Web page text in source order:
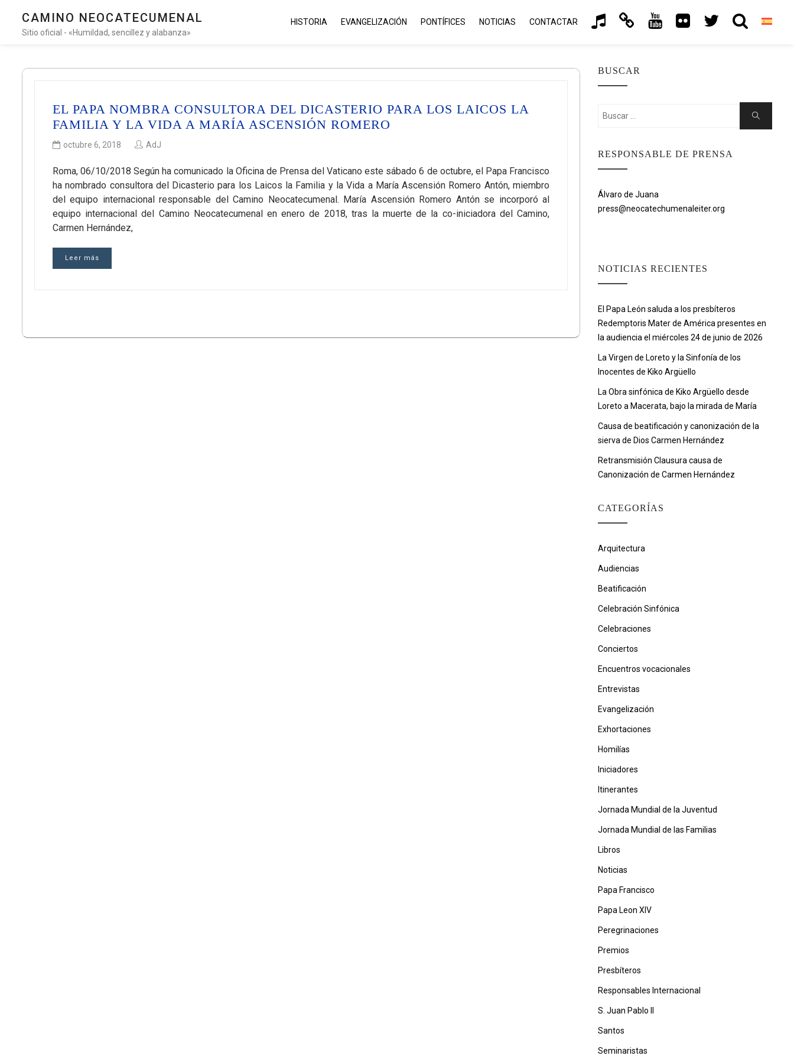
CAMINO NEOCATECUMENAL
Sitio oficial - «Humildad, sencillez y alabanza»
HISTORIA EVANGELIZACIÓN PONTÍFICES NOTICIAS CONTACTAR
EL PAPA NOMBRA CONSULTORA DEL DICASTERIO PARA LOS LAICOS LA
FAMILIA Y LA VIDA A MARÍA ASCENSIÓN ROMERO
octubre 6, 2018 AdJ
Roma, 06/10/2018 Según ha comunicado la Oficina de Prensa del Vaticano este sábado 6 de octubre, el Papa Francisco
ha nombrado consultora del Dicasterio para los Laicos la Familia y la Vida a María Ascensión Romero Antón, miembro
del equipo internacional responsable del Camino Neocatecumenal. María Ascensión Romero Antón se incorporó al
equipo internacional del Camino Neocatecumenal en enero de 2018, tras la muerte de la co-iniciadora del Camino,
Carmen Hernández,
Leer más
BUSCAR
Buscar:
Buscar
RESPONSABLE DE PRENSA
Álvaro de Juana
press@neocatechumenaleiter.org
NOTICIAS RECIENTES
El Papa León saluda a los presbíteros
Redemptoris Mater de América presentes en
la audiencia el miércoles 24 de junio de 2026
La Virgen de Loreto y la Sinfonía de los
Inocentes de Kiko Argüello
La Obra sinfónica de Kiko Argüello desde
Loreto a Macerata, bajo la mirada de María
Causa de beatificación y canonización de la
sierva de Dios Carmen Hernández
Retransmisión Clausura causa de
Canonización de Carmen Hernández
CATEGORÍAS
Arquitectura
Audiencias
Beatificación
Celebración Sinfónica
Celebraciones
Conciertos
Encuentros vocacionales
Entrevistas
Evangelización
Exhortaciones
Homilías
Iniciadores
Itinerantes
Jornada Mundial de la Juventud
Jornada Mundial de las Familias
Libros
Noticias
Papa Francisco
Papa Leon XIV
Peregrinaciones
Premios
Presbíteros
Responsables Internacional
S. Juan Pablo II
Santos
Seminaristas